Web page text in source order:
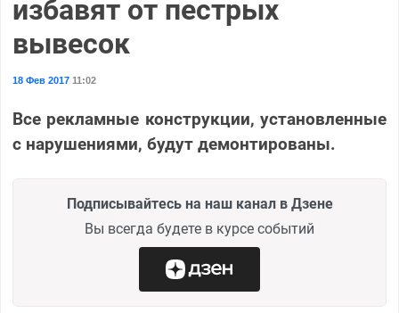
избавят от пестрых
вывесок
18 Фев 201711:02
Все рекламные конструкции, установленные
с нарушениями, будут демонтированы.
Подписывайтесь на наш канал в Дзене
Вы всегда будете в курсе событий